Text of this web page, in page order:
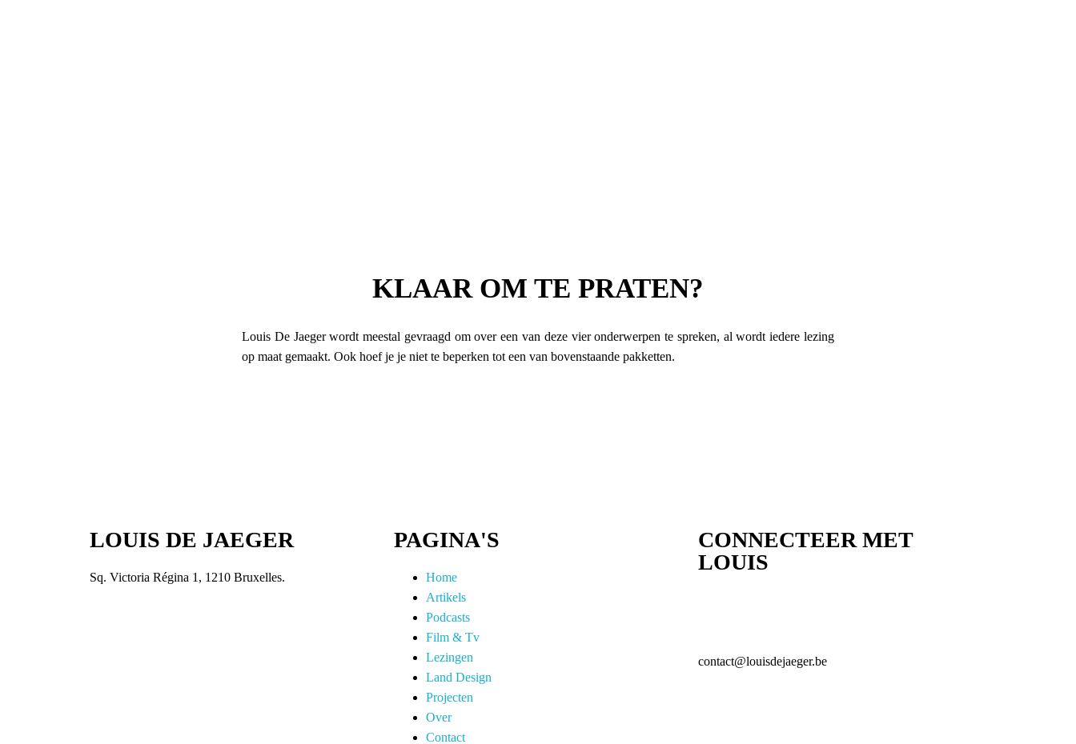
KLAAR OM TE PRATEN?
Louis De Jaeger wordt meestal gevraagd om over een van deze vier onderwerpen te spreken, al wordt iedere lezing
op maat gemaakt. Ook hoef je je niet te beperken tot een van bovenstaande pakketten.
LOUIS DE JAEGER
Sq. Victoria Régina 1, 1210 Bruxelles.
PAGINA'S
Home
Artikels
Podcasts
Film & Tv
Lezingen
Land Design
Projecten
Over
Contact
CONNECTEER MET
LOUIS
contact@louisdejaeger.be